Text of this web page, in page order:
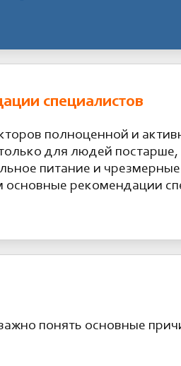
специалистов
полноценной и
для людей
питание и
рекомендации
понять основные